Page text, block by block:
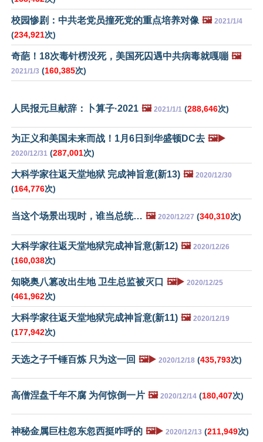
校园惨剧：中共老党员撞死党的重点培养对像 🖼️ 2021/1/4
(234,921次)
奇葩！18次毒针楞没死，美国死囚遇中共病毒就嘎嘣 🖼️
2021/1/3 (160,385次)
人民报元旦献辞：卜算子·2021 🖼️ 2021/1/1 (288,646次)
为正义和美国未来而战！1月6日到华盛顿DC去 🖼️▶️
2020/12/31 (287,001次)
大科学家往返天堂地狱 完成神旨意(新13) 🖼️ 2020/12/30
(164,776次)
当这个场景出现时，谁当总统… 🖼️ 2020/12/27 (340,310次)
大科学家往返天堂地狱完成神旨意(新12) 🖼️ 2020/12/26
(160,038次)
知晓奥八篡改出生地 卫生总监被灭口 🖼️▶️ 2020/12/25
(461,962次)
大科学家往返天堂地狱完成神旨意(新11) 🖼️ 2020/12/19
(177,942次)
天选之子千锤百炼 只为这一回 🖼️▶️ 2020/12/18 (435,793次)
高僧涅盘千年不腐 为何惊倒一片 🖼️ 2020/12/14 (180,407次)
神秘金属巨柱忽东忽西挺咋呼的 🖼️▶️ 2020/12/13 (211,949次)